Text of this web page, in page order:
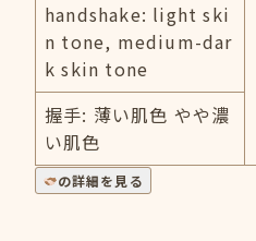
handshake: light ski
n tone, medium-dar
k skin tone
握手: 薄い肌色 やや濃
い肌色
の詳細を見る